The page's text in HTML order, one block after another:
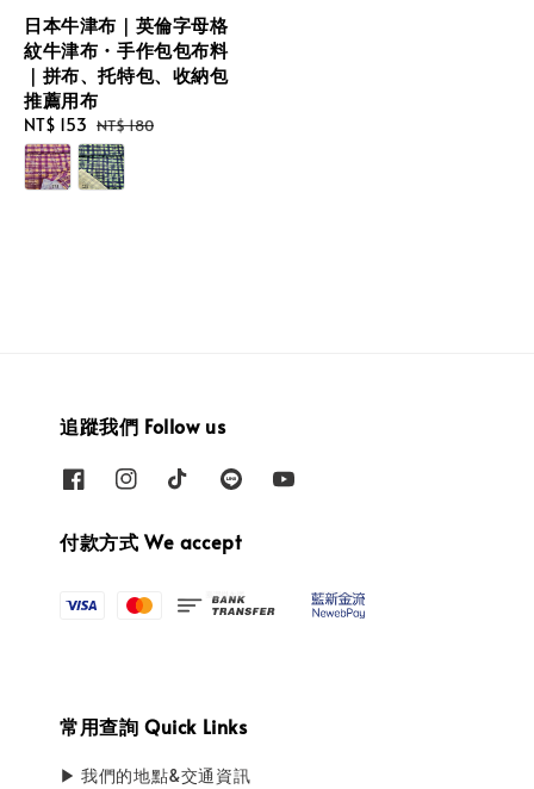
日本牛津布｜英倫字母格
紋牛津布・手作包包布料
｜拼布、托特包、收納包
推薦用布
Sale
price
NT$ 153 Regular
price
NT$ 180
追蹤我們 Follow us
付款方式 We accept
常用查詢 Quick Links
▶ 我們的地點&交通資訊